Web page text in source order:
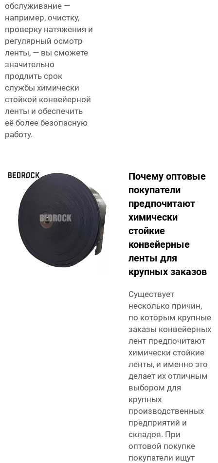
обслуживание —
например, очистку,
проверку натяжения и
регулярный осмотр
ленты, — вы сможете
значительно
продлить срок
службы химически
стойкой конвейерной
ленты и обеспечить
её более безопасную
работу.
Почему оптовые
покупатели
предпочитают
химически
стойкие
конвейерные
ленты для
крупных заказов
Существует
несколько причин,
по которым крупные
заказы конвейерных
лент предпочитают
химически стойкие
ленты, и именно это
делает их отличным
выбором для
крупных
производственных
предприятий и
складов. При
оптовой покупке
покупатели ищут